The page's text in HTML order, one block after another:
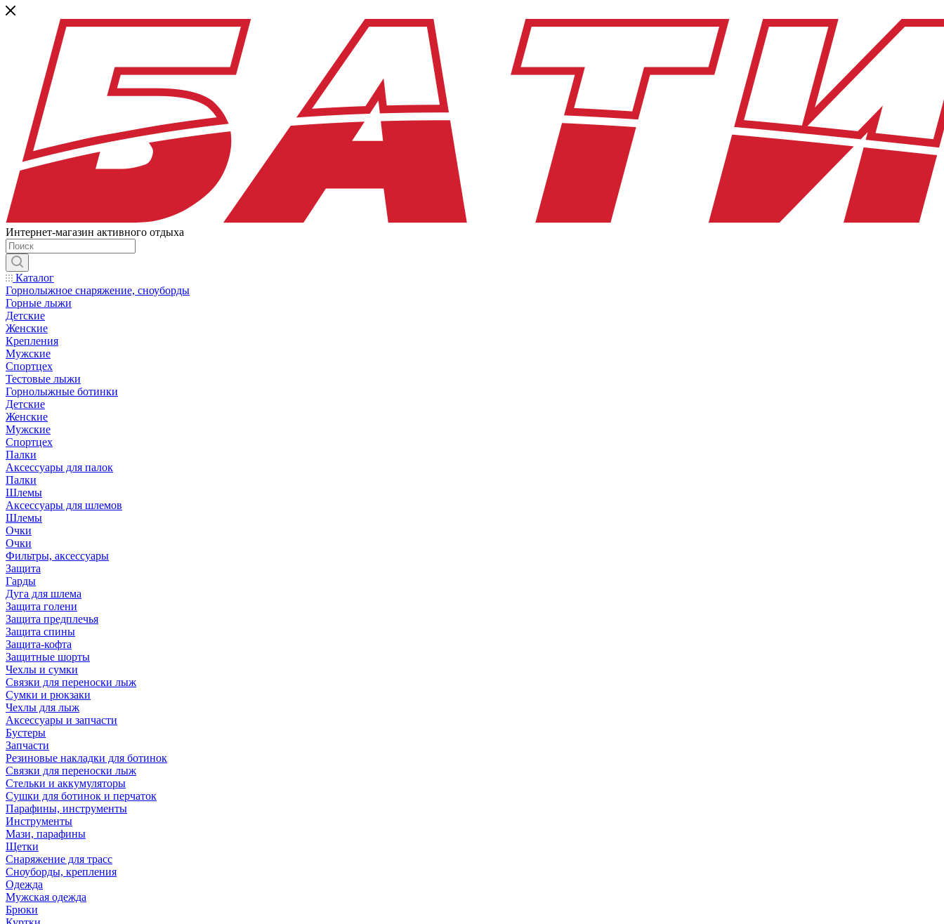
Интернет-магазин активного отдыха
Каталог
Горнолыжное снаряжение, сноуборды
Горные лыжи
Детские
Женские
Крепления
Мужские
Спортцех
Тестовые лыжи
Горнолыжные ботинки
Детские
Женские
Мужские
Спортцех
Палки
Аксессуары для палок
Палки
Шлемы
Аксессуары для шлемов
Шлемы
Очки
Очки
Фильтры, аксессуары
Защита
Гарды
Дуга для шлема
Защита голени
Защита предплечья
Защита спины
Защита-кофта
Защитные шорты
Чехлы и сумки
Связки для переноски лыж
Сумки и рюкзаки
Чехлы для лыж
Аксессуары и запчасти
Бустеры
Запчасти
Резиновые накладки для ботинок
Связки для переноски лыж
Стельки и аккумуляторы
Сушки для ботинок и перчаток
Парафины, инструменты
Инструменты
Мази, парафины
Щетки
Снаряжение для трасс
Сноуборды, крепления
Одежда
Мужская одежда
Брюки